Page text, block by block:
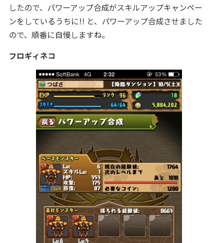
したので、パワーアップ合成がスキルアップキャンペー
ンをしているうちに!! と、パワーアップ合成させました
ので、順番に自慢しますね。
フロギィネコ